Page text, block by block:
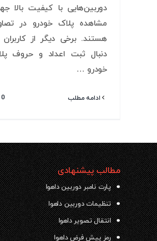
دوربین‌هایی با کیفیت بالا
مشاهده پلاک خودرو در
هستند. برخی دیگر از کاربران
دنبال ثبت اعداد و حروف
خودرو …
ادامه مطلب
مطالب پیشنهادی
پارت نامبر دوربین داهوا
تنظیمات دوربین داهوا
انتقال تصویر داهوا
رمز پیش فرض داهوا